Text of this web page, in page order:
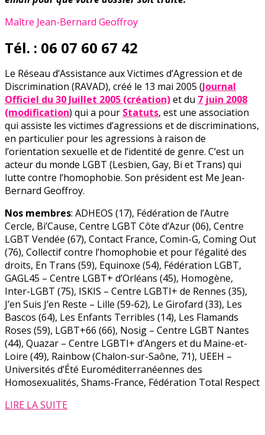
Maître Jean-Bernard Geoffroy
Tél. : 06 07 60 67 42
Le Réseau d’Assistance aux Victimes d’Agression et de
Discrimination (RAVAD), créé le 13 mai 2005 (Journal
Officiel du 30 Juillet 2005 (création)et du 7 juin 2008
(modification) qui a pour Statuts, est une association
qui assiste les victimes d’agressions et de discriminations,
en particulier pour les agressions à raison de
l’orientation sexuelle et de l’identité de genre. C’est un
acteur du monde LGBT (Lesbien, Gay, Bi et Trans) qui
lutte contre l’homophobie. Son président est Me Jean-
Bernard Geoffroy.
Nos membres: ADHEOS (17), Fédération de l’Autre
Cercle, Bi’Cause, Centre LGBT Côte d’Azur (06), Centre
LGBT Vendée (67), Contact France, Comin-G, Coming Out
(76), Collectif contre l’homophobie et pour l’égalité des
droits, En Trans (59), Equinoxe (54), Fédération LGBT,
GAGL45 – Centre LGBT+ d’Orléans (45), Homogène,
Inter-LGBT (75), ISKIS – Centre LGBTI+ de Rennes (35),
J’en Suis J’en Reste – Lille (59-62), Le Girofard (33), Les
Bascos (64), Les Enfants Terribles (14), Les Flamands
Roses (59), LGBT+66 (66), Nosig – Centre LGBT Nantes
(44), Quazar – Centre LGBTI+ d’Angers et du Maine-et-
Loire (49), Rainbow (Chalon-sur-Saône, 71), UEEH –
Universités d’Été Euroméditerranéennes des
Homosexualités, Shams-France, Fédération Total Respect
LIRE LA SUITE